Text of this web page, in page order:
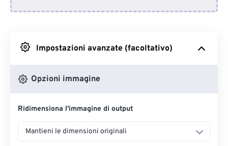
Da Google Drive
Impostazioni avanzate (facoltativo)
Opzioni immagine
Ridimensiona l'immagine di output
Mantieni le dimensioni originali